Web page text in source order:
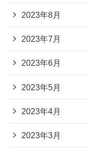
2023年8月
2023年7月
2023年6月
2023年5月
2023年4月
2023年3月